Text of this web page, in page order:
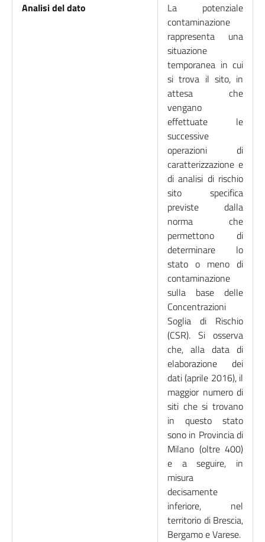
Analisi del dato
La potenziale
contaminazione
rappresenta una
situazione
temporanea in cui
si trova il sito, in
attesa che
vengano
effettuate le
successive
operazioni di
caratterizzazione e
di analisi di rischio
sito specifica
previste dalla
norma che
permettono di
determinare lo
stato o meno di
contaminazione
sulla base delle
Concentrazioni
Soglia di Rischio
(CSR). Si osserva
che, alla data di
elaborazione dei
dati (aprile 2016), il
maggior numero di
siti che si trovano
in questo stato
sono in Provincia di
Milano (oltre 400)
e a seguire, in
misura
decisamente
inferiore, nel
territorio di Brescia,
Bergamo e Varese.